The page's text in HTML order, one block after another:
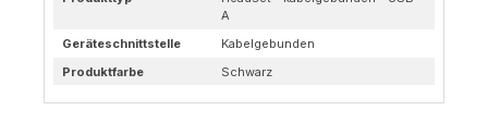
A
Geräteschnittstelle
Kabelgebunden
Produktfarbe
Schwarz